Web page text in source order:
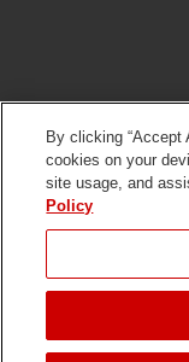
By clicking “Accept
cookies on your
site usage, and
Policy